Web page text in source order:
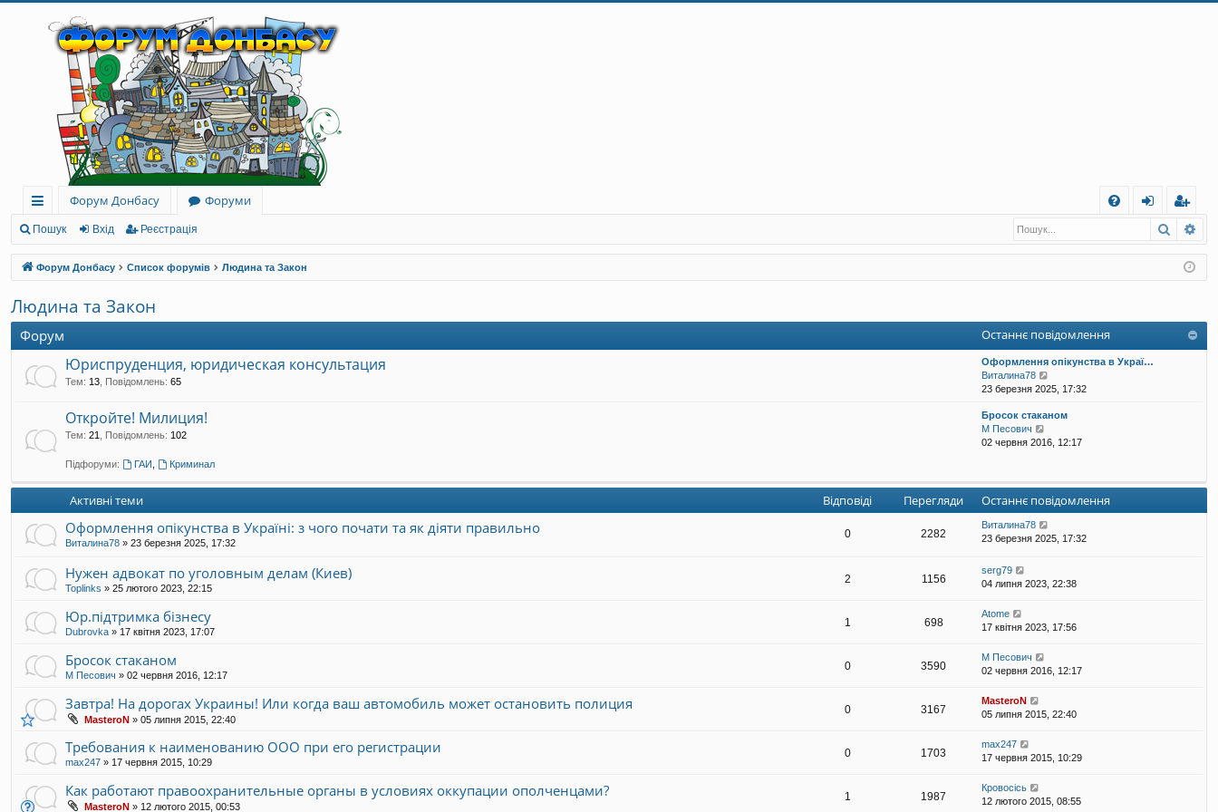
ви
дк
и
й
до
ст
Форум Донбасу
Форуми
о
п
ог
д
еє
ст
ра
Пошук Вхід Реєстрація Пошук
Форум Донбасу Список форумів Людина та Закон
Людина та Закон
Форум Останнє повідомлення
Юриспруденция, юридическая консультация
Тем: 13 Повідомлень: 65
Оформлення опікунства в Украї…
Виталина78
е
е
л
у
т
и
с
н
о
д
л
н
23 березня 2025, 17:32
Откройте! Милиция!
Тем: 21 Повідомлень: 102
Підфоруми: ГАИ Криминал
Бросок стаканом
М Песович
е
г
н
у
с
н
п
і
м
н
02 червня 2016, 12:17
Активні теми Відповіді Перегляди Останнє повідомлення
Оформлення опікунства в Україні: з чого почати та як діяти правильно
Виталина78 » 23 березня 2025, 17:32
0 2282
Виталина78
23 березня 2025, 17:32
Нужен адвокат по уголовным делам (Киев)
Toplinks » 25 лютого 2023, 22:15
2 1156
serg79
04 липня 2023, 22:38
Юр.підтримка бізнесу
Dubrovka » 17 квітня 2023, 17:07
1 698
Atome
17 квітня 2023, 17:56
Бросок стаканом
М Песович » 02 червня 2016, 12:17
0 3590
М Песович
02 червня 2016, 12:17
Завтра! На дорогах Украины! Или когда ваш автомобиль может остановить полиция
MasteroN » 05 липня 2015, 22:40
0 3167
MasteroN
05 липня 2015, 22:40
Требования к наименованию ООО при его регистрации
max247 » 17 червня 2015, 10:29
0 1703
max247
17 червня 2015, 10:29
Как работают правоохранительные органы в условиях оккупации ополченцами?
MasteroN » 12 лютого 2015, 00:53
1 1987
Кровосісь
12 лютого 2015, 08:55